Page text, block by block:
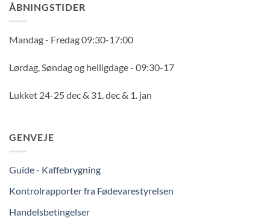
ÅBNINGSTIDER
Mandag - Fredag 09:30-17:00
Lørdag, Søndag og helligdage - 09:30-17
Lukket 24-25 dec & 31. dec & 1. jan
GENVEJE
Guide - Kaffebrygning
Kontrolrapporter fra Fødevarestyrelsen
Handelsbetingelser